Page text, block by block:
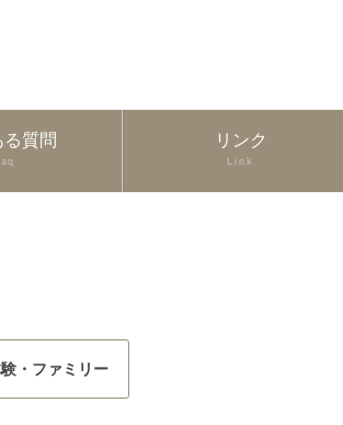
る質問 リンク
Link
・ファミリー